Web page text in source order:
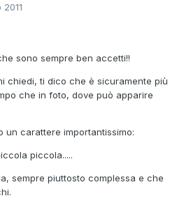
sono sempre ben accetti!!
chiedi, ti dico che è sicuramente più
che in foto, dove può apparire
un carattere importantissimo:
piccola.....
sempre piuttosto complessa e che